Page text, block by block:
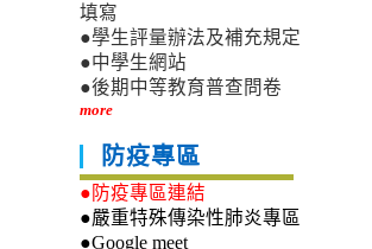
填寫
●學生評量辦法及補充規定
●中學生網站
●後期中等教育普查問卷
more
防疫專區
●防疫專區連結
●嚴重特殊傳染性肺炎專區
●Google meet